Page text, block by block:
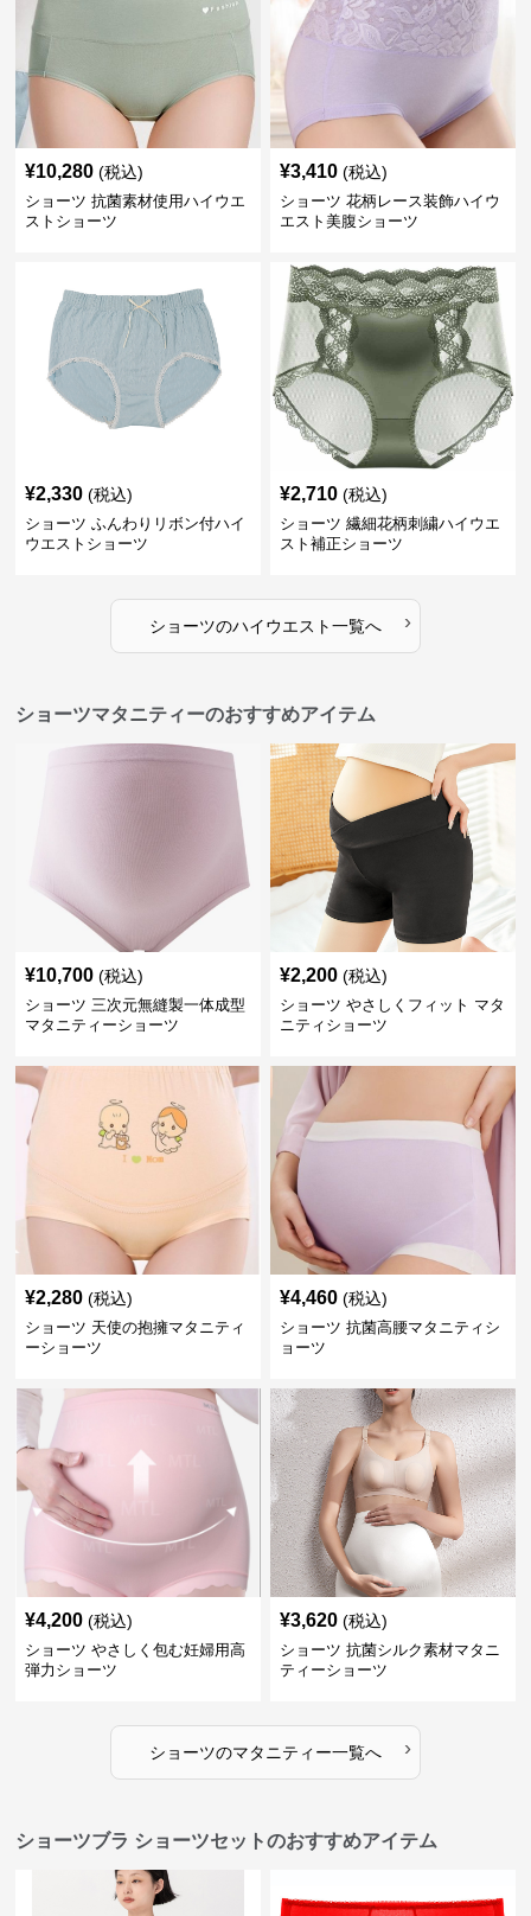
¥10,280 (税込)
ショーツ 抗菌素材使用ハイウエ
ストショーツ
¥3,410 (税込)
ショーツ 花柄レース装飾ハイウ
エスト美腹ショーツ
¥2,330 (税込)
ショーツ ふんわりリボン付ハイ
ウエストショーツ
¥2,710 (税込)
ショーツ 繊細花柄刺繍ハイウエ
スト補正ショーツ
ショーツのハイウエスト一覧へ ›
ショーツマタニティーのおすすめアイテム
¥10,700 (税込)
ショーツ 三次元無縫製一体成型
マタニティーショーツ
¥2,200 (税込)
ショーツ やさしくフィット マタ
ニティショーツ
¥2,280 (税込)
ショーツ 天使の抱擁マタニティ
ーショーツ
¥4,460 (税込)
ショーツ 抗菌高腰マタニティシ
ョーツ
¥4,200 (税込)
ショーツ やさしく包む妊婦用高
弾力ショーツ
¥3,620 (税込)
ショーツ 抗菌シルク素材マタニ
ティーショーツ
ショーツのマタニティー一覧へ ›
ショーツブラ ショーツセットのおすすめアイテム